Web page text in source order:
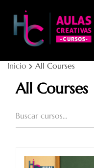
contenido
Inicio All Courses
All Courses